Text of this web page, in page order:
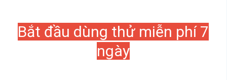
Bắt đầu dùng thử miễn phí 7
ngày